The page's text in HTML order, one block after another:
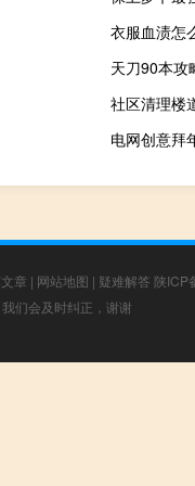
衣服血渍怎
天刀90本攻
社区清理楼
电网创意拜
章 | 网站地图 | 疑难解答 陕ICP
们会及时纠正，谢谢